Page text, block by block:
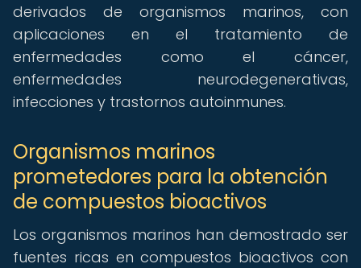
derivados de organismos marinos, con
aplicaciones en el tratamiento de
enfermedades como el cáncer,
enfermedades neurodegenerativas,
infecciones y trastornos autoinmunes.
Organismos marinos
prometedores para la obtención
de compuestos bioactivos
Los organismos marinos han demostrado ser
fuentes ricas en compuestos bioactivos con